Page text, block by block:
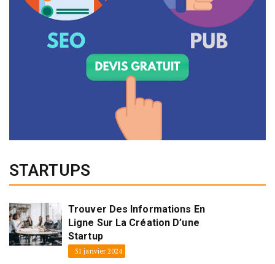
STARTUPS
Trouver Des Informations En
Ligne Sur La Création D’une
Startup
31 janvier 2024